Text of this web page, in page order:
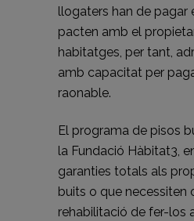
llogaters han de pagar
pacten amb el
habitatges, per tant,
amb capacitat per
raonable.
El programa de pisos
la Fundació Hàbitat3,
garanties totals als
buits o que necessiten
rehabilitació de fer-los